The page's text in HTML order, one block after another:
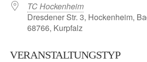
TC Hockenheim
Dresdener Str. 3, Hockenheim,
68766, Kurpfalz
VERANSTALTUNGSTYP